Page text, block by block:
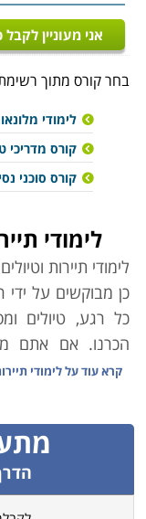
אני מעוניין
בחר קורס מתוך
לימודי
קורס מדריכי
קורס סוכני
לימודי
לימודי תיירות
כן מבוקשים על ידי
כל רגע, טיולים
הכרנו. אם אתם
שונים ומרתקים
לכם את כל הכלים
נכונה, מתאימה
הסיורים והטיולים.
קרא עוד עללימודי